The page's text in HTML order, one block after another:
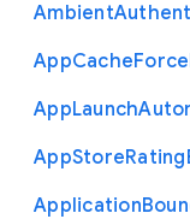
Ambient
AppCacheForce
AppLaunch
AppStoreRating
Application